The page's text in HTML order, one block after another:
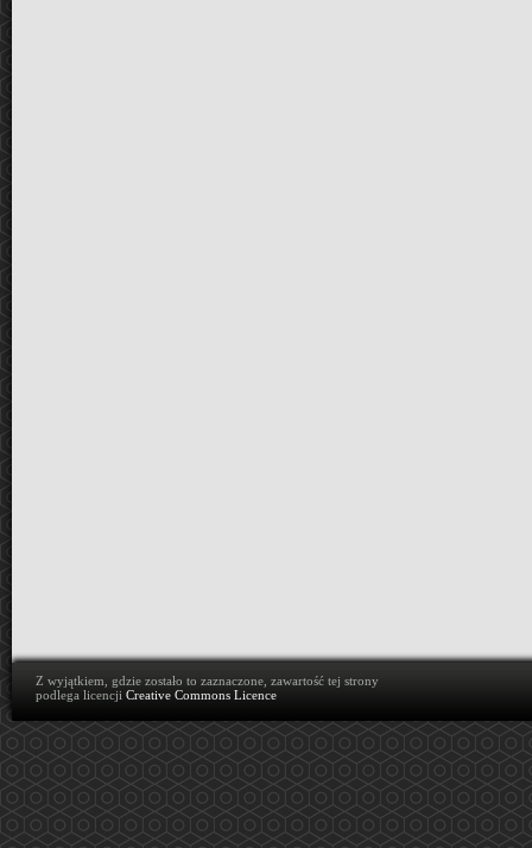
Z wyjątkiem, gdzie zostało to zaznaczone, zawartość tej strony
podlega licencji Creative Commons Licence